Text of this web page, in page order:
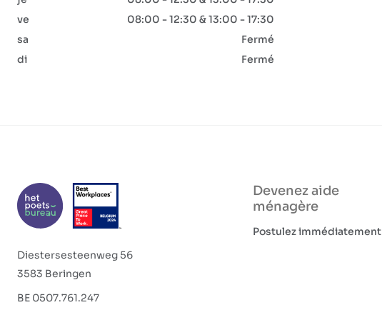
ve
08:00 - 12:30 & 13:00 - 17:30
sa
Fermé
di
Fermé
Diestersesteenweg 56
3583 Beringen
BE 0507.761.247
Devenez aide
ménagère
Postulez immédiatement